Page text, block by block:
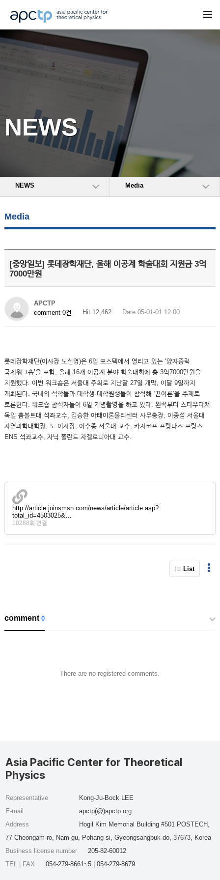
NEWS
NEWS Media
Media
[중앙일보] 롯데장학재단, 올해 이공계 학술대회 지원금 3억
7000만원
APCTP
comment 0건
Hit 12,462 Date 05-01-01 12:00
롯데장학재단(이사장 노신영)은 6일 포스텍에서 열리고 있는 ‘양자중력
국제워크숍’을 포함, 올해 16개 이공계 분야 학술대회에 총 3억7000만원을
지원했다. 이번 워크숍은 서울대 주최로 지난달 27일 개막, 이달 9일까지
개최된다. 국내외 석학들과 대학생·대학원생들이 참석해 ‘끈이론’을 주제로
토론한다. 워크숍 참석자들이 6일 기념촬영을 하고 있다. 왼쪽부터 스타우다쳐
독일 흄볼트대 석좌교수, 김승환 아태이론물리센터 사무총장, 이종섭 서울대
자연과학대학장, 노 이사장, 이수종 서울대 교수, 카자코프 프랑다스 프랑스
ENS 석좌교수, 자닉 폴란드 자겔로니아대 교수.
http://article.joinsmsn.com/news/article/article.asp?
total_id=4503025&…
10288회 연결
List
comment0
There are no registered comments.
Asia Pacific Center for Theoretical
Physics
Representative
Kong-Ju-Bock LEE
E-mail
apctp(@)apctp.org
Address
Hogil Kim Memorial Building #501 POSTECH,
77 Cheongam-ro, Nam-gu, Pohang-si, Gyeongsangbuk-do, 37673, Korea
Business license number
205-82-60012
TEL | FAX
054-279-8661~5 | 054-279-8679